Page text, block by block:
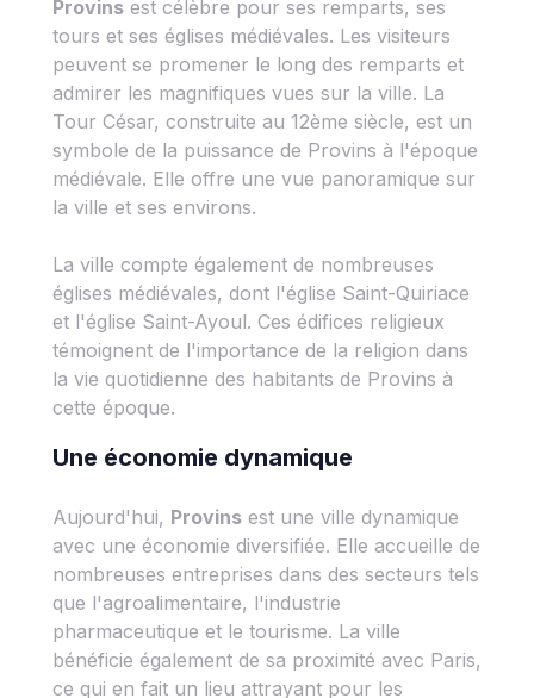
Provins est célèbre pour ses remparts, ses
tours et ses églises médiévales. Les visiteurs
peuvent se promener le long des remparts et
admirer les magnifiques vues sur la ville. La
Tour César, construite au 12ème siècle, est un
symbole de la puissance de Provins à l'époque
médiévale. Elle offre une vue panoramique sur
la ville et ses environs.
La ville compte également de nombreuses
églises médiévales, dont l'église Saint-Quiriace
et l'église Saint-Ayoul. Ces édifices religieux
témoignent de l'importance de la religion dans
la vie quotidienne des habitants de Provins à
cette époque.
Une économie dynamique
Aujourd'hui, Provins est une ville dynamique
avec une économie diversifiée. Elle accueille de
nombreuses entreprises dans des secteurs tels
que l'agroalimentaire, l'industrie
pharmaceutique et le tourisme. La ville
bénéficie également de sa proximité avec Paris,
ce qui en fait un lieu attrayant pour les